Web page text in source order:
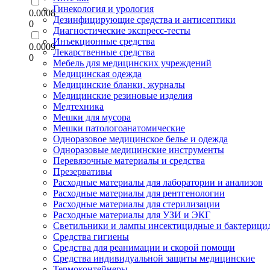
0.0008
0
0.0009
0
Гинекология и урология
Дезинфицирующие средства и антисептики
Диагностические экспресс-тесты
Инъекционные средства
Лекарственные средства
Мебель для медицинских учреждений
Медицинская одежда
Медицинские бланки, журналы
Медицинские резиновые изделия
Медтехника
Мешки для мусора
Мешки патологоанатомические
Одноразовое медицинское белье и одежда
Одноразовые медицинские инструменты
Перевязочные материалы и средства
Презервативы
Расходные материалы для лаборатории и анализов
Расходные материалы для рентгенологии
Расходные материалы для стерилизации
Расходные материалы для УЗИ и ЭКГ
Светильники и лампы инсектицидные и
Средства гигиены
Средства для реанимации и скорой помощи
Средства индивидуальной защиты медицинские